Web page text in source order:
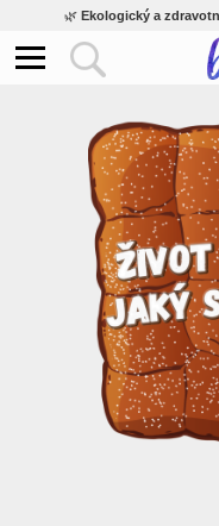
🌿 Ekologický a
Inovativní výroba
Rychlé
Kvalita pod kontrolou
Český eshop s